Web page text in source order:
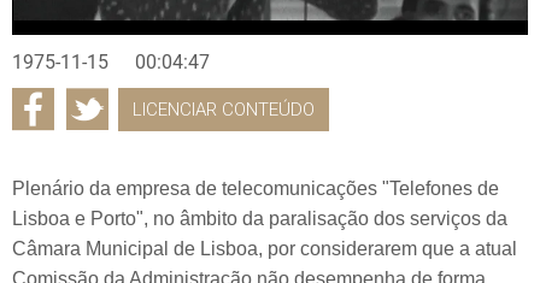
1975-11-15 00:04:47
LICENCIAR CONTEÚDO
Plenário da empresa de telecomunicações "Telefones de
Lisboa e Porto", no âmbito da paralisação dos serviços da
Câmara Municipal de Lisboa, por considerarem que a atual
Comissão da Administração não desempenha de forma